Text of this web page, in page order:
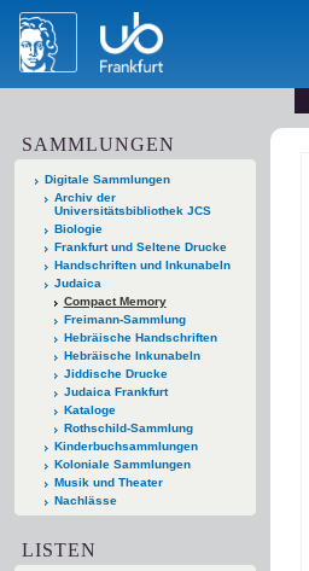
SAMMLUNGEN
Digitale Sammlungen
Archiv der
Universitätsbibliothek JCS
Biologie
Frankfurt und Seltene Drucke
Handschriften und Inkunabeln
Judaica
Compact Memory
Freimann-Sammlung
Hebräische Handschriften
Hebräische Inkunabeln
Jiddische Drucke
Judaica Frankfurt
Kataloge
Rothschild-Sammlung
Kinderbuchsammlungen
Koloniale Sammlungen
Musik und Theater
Nachlässe
LISTEN